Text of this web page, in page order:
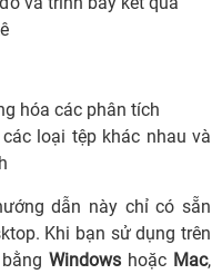
hóa các phân tích
loại tệp khác nhau và
dẫn này chỉ có sẵn
Khi bạn sử dụng trên
Windowshoặc Mac,